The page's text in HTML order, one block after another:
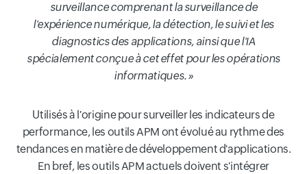
surveillance comprenant la surveillance de
l'expérience numérique, la détection, le suivi et les
diagnostics des applications, ainsi que l'IA
spécialement conçue à cet effet pour les opérations
informatiques. »
Utilisés à l'origine pour surveiller les indicateurs de
performance, les outils APM ont évolué au rythme des
tendances en matière de développement d'applications.
En bref, les outils APM actuels doivent s'intégrer